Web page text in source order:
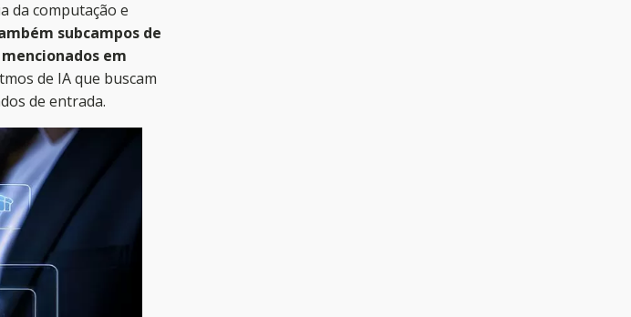
da computação e
subcampos de
em
de IA que buscam
de entrada.